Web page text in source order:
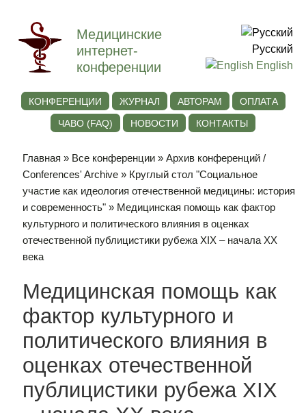
Медицинские
интернет-
конференции
Русский
English
КОНФЕРЕНЦИИ ЖУРНАЛ АВТОРАМ
ОПЛАТА
ЧАВО (FAQ)
НОВОСТИ КОНТАКТЫ
Главная » Все конференции »Архив конференций /
Conferences' Archive » Круглый стол "Социальное
участие как идеология отечественной медицины: история
и современность" » Медицинская помощь как фактор
культурного и политического влияния в оценках
отечественной публицистики рубежа XIX – начала XX
века
Медицинская помощь как
фактор культурного и
политического влияния в
оценках отечественной
публицистики рубежа XIX